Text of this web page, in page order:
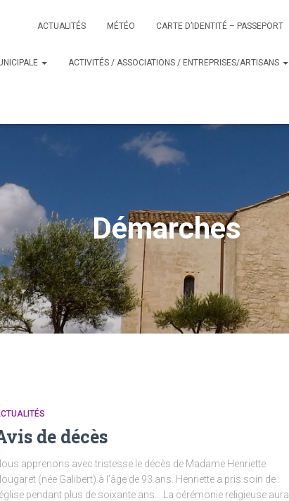
ACTUALITÉS MÉTÉO CARTE D’IDENTITÉ – PASSEPORT
ACTIVITÉS / ASSOCIATIONS / ENTREPRISES/ARTISANS
Démarches
de décès
apprenons avec tristesse le décès de Madame Henriette
(née Galibert) à l’âge de 93 ans. Henriette a pris soin de
pendant plus de soixante ans… La cérémonie religieuse aura